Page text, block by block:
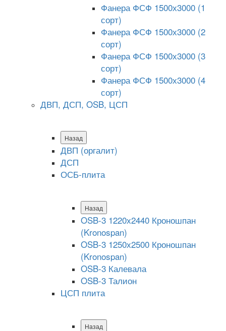
Фанера ФСФ 1500х3000 (1
сорт)
Фанера ФСФ 1500х3000 (2
сорт)
Фанера ФСФ 1500х3000 (3
сорт)
Фанера ФСФ 1500х3000 (4
сорт)
ДВП, ДСП, OSB, ЦСП
Назад
ДВП (оргалит)
ДСП
ОСБ-плита
Назад
OSB-3 1220х2440 Кроношпан
(Kronospan)
OSB-3 1250х2500 Кроношпан
(Kronospan)
OSB-3 Калевала
OSB-3 Талион
ЦСП плита
Назад